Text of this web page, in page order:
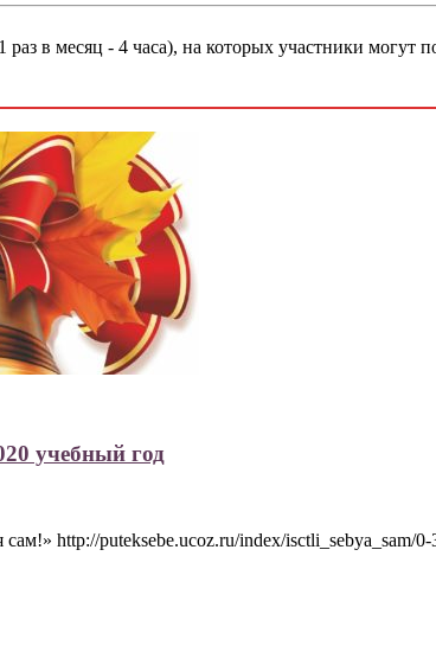
в месяц - 4 часа), на которых участники могут
учебный год
http://puteksebe.ucoz.ru/index/isctli_sebya_sam/